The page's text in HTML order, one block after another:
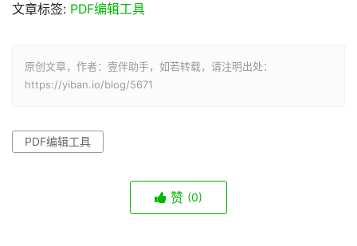
文章标签: PDF编辑工具
原创文章，作者：壹伴助手，如若转载，请注明出处：
https://yiban.io/blog/5671
PDF编辑工具
赞 (0)